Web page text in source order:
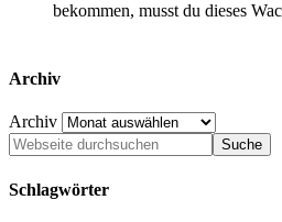
bekommen, musst du dieses
Archiv
Archiv
Schlagwörter